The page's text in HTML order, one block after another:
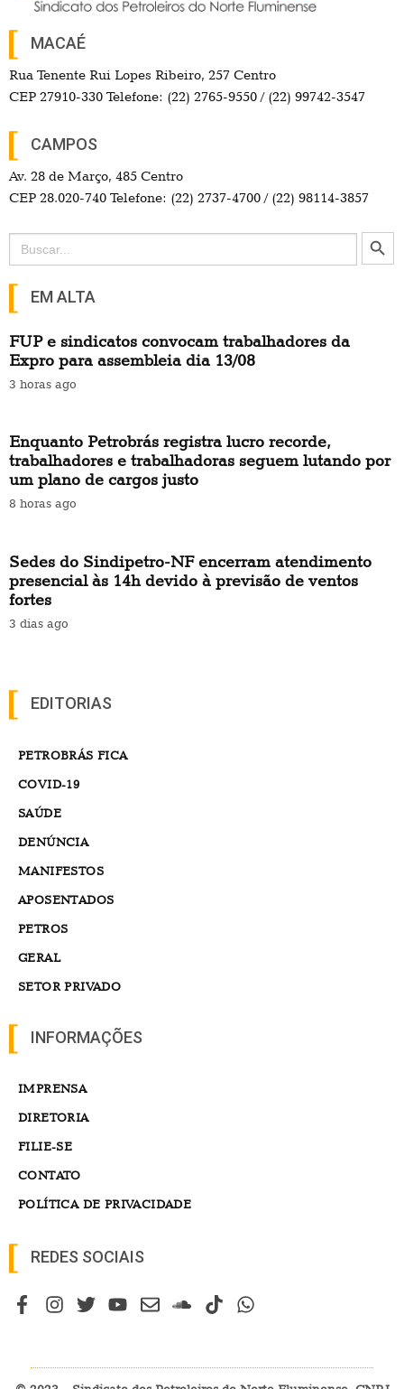
MACAÉ
Rua Tenente Rui Lopes Ribeiro, 257 Centro
CEP 27910-330 Telefone: (22) 2765-9550 / (22) 99742-3547
CAMPOS
Av. 28 de Março, 485 Centro
CEP 28.020-740 Telefone: (22) 2737-4700 / (22) 98114-3857
Search
for:
Search Button
EM ALTA
FUP e sindicatos convocam trabalhadores da
Expro para assembleia dia 13/08
3 horas ago
Enquanto Petrobrás registra lucro recorde,
trabalhadores e trabalhadoras seguem lutando por
um plano de cargos justo
8 horas ago
Sedes do Sindipetro-NF encerram atendimento
presencial às 14h devido à previsão de ventos
fortes
3 dias ago
EDITORIAS
PETROBRÁS FICA
COVID-19
SAÚDE
DENÚNCIA
MANIFESTOS
APOSENTADOS
PETROS
GERAL
SETOR PRIVADO
INFORMAÇÕES
IMPRENSA
DIRETORIA
FILIE-SE
CONTATO
POLÍTICA DE PRIVACIDADE
REDES SOCIAIS